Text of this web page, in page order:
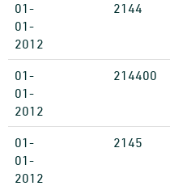
01-
01-
2012
2144
01-
01-
2012
214400
01-
01-
2012
2145